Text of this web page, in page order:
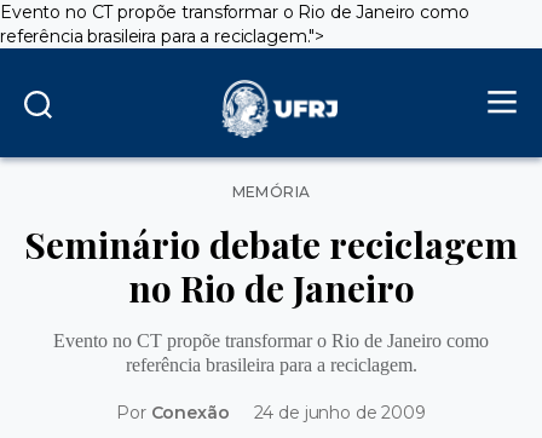
Evento no CT propõe transformar o Rio de Janeiro como
referência brasileira para a reciclagem.">
Categorias
MEMÓRIA
Seminário debate reciclagem
no Rio de Janeiro
Evento no CT propõe transformar o Rio de Janeiro como
referência brasileira para a reciclagem.
Por Conexão 24 de junho de 2009